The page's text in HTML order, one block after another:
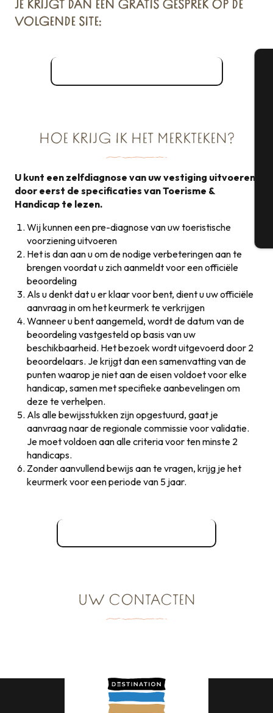
JE KRIJGT DAN EEN GRATIS GESPREK OP DE
VOLGENDE SITE:
HOE KRIJG IK HET MERKTEKEN?
U kunt een zelfdiagnose van uw vestiging uitvoeren
door eerst de specificaties van Toerisme &
Handicap te lezen.
Wij kunnen een pre-diagnose van uw toeristische
voorziening uitvoeren
Het is dan aan u om de nodige verbeteringen aan te
brengen voordat u zich aanmeldt voor een officiële
beoordeling
Als u denkt dat u er klaar voor bent, dient u uw officiële
aanvraag in om het keurmerk te verkrijgen
Wanneer u bent aangemeld, wordt de datum van de
beoordeling vastgesteld op basis van uw
beschikbaarheid. Het bezoek wordt uitgevoerd door 2
beoordelaars. Je krijgt dan een samenvatting van de
punten waarop je niet aan de eisen voldoet voor elke
handicap, samen met specifieke aanbevelingen om
deze te verhelpen.
Als alle bewijsstukken zijn opgestuurd, gaat je
aanvraag naar de regionale commissie voor validatie.
Je moet voldoen aan alle criteria voor ten minste 2
handicaps.
Zonder aanvullend bewijs aan te vragen, krijg je het
keurmerk voor een periode van 5 jaar.
UW CONTACTEN